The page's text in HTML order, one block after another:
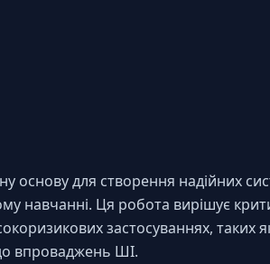
основу для створення надійних
навчанні. Ця робота вирішує
застосуваннях,
впроваджень ШІ.